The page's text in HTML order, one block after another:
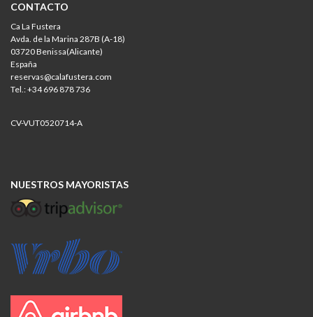
CONTACTO
Ca La Fustera
Avda. de la Marina 287B (A-18)
03720 Benissa(Alicante)
España
reservas@calafustera.com
Tel.: +34 696 878 736
CV-VUT0520714-A
NUESTROS MAYORISTAS